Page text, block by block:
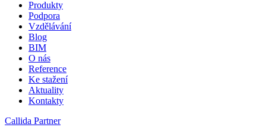
Produkty
Podpora
Vzdělávání
Blog
BIM
O nás
Reference
Ke stažení
Aktuality
Kontakty
Callida Partner